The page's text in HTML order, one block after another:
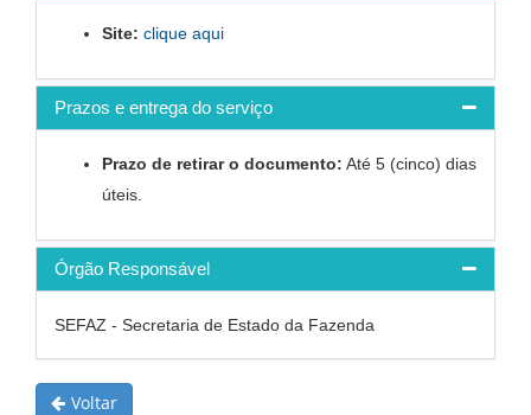
Site: clique aqui
Prazos e entrega do serviço
Prazo de retirar o documento: Até 5 (cinco) dias
úteis.
Órgão Responsável
SEFAZ - Secretaria de Estado da Fazenda
Voltar